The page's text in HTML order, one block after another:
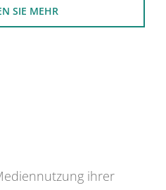
SIE MEHR
ihrer